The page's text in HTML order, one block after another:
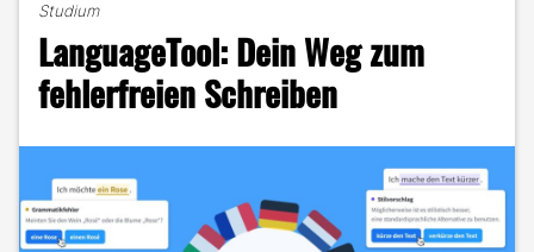
Ideengeber:
KI-
Tools,
die
Textarbeit
Studium
LanguageTool: Dein Weg zum
fehlerfreien Schreiben